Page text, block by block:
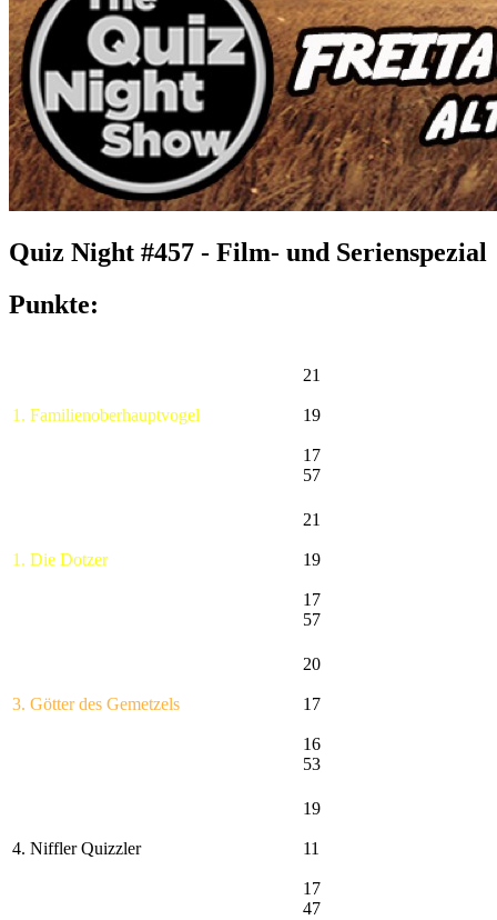
Quiz Night #457 - Film- und Serienspezial
Punkte:
1. Familienoberhauptvogel
21
19
17
57
1. Die Dotzer
21
19
17
57
3. Götter des Gemetzels
20
17
16
53
4. Niffler Quizzler
19
11
17
47